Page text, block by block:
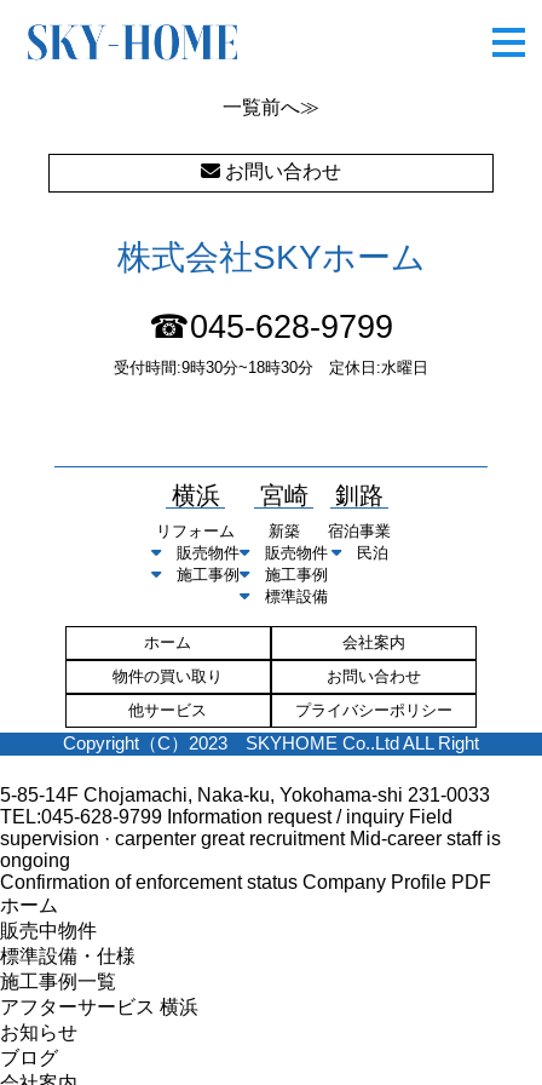
一覧前へ≫
お問い合わせ
株式会社SKYホーム
☎045-628-9799
受付時間:9時30分~18時30分 定休日:水曜日
横浜
リフォーム
販売物件
施工事例
宮崎
新築
販売物件
施工事例
標準設備
釧路
宿泊事業
民泊
ホーム
会社案内
物件の買い取り
お問い合わせ
他サービス
プライバシーポリシー
Copyright（C）2023 SKYHOME Co..Ltd ALL Right
5-85-14F Chojamachi, Naka-ku, Yokohama-shi 231-0033
TEL:045-628-9799 Information request / inquiry Field
supervision · carpenter great recruitment Mid-career staff is
ongoing
Confirmation of enforcement status Company Profile PDF
ホーム
販売中物件
標準設備・仕様
施工事例一覧
アフターサービス 横浜
お知らせ
ブログ